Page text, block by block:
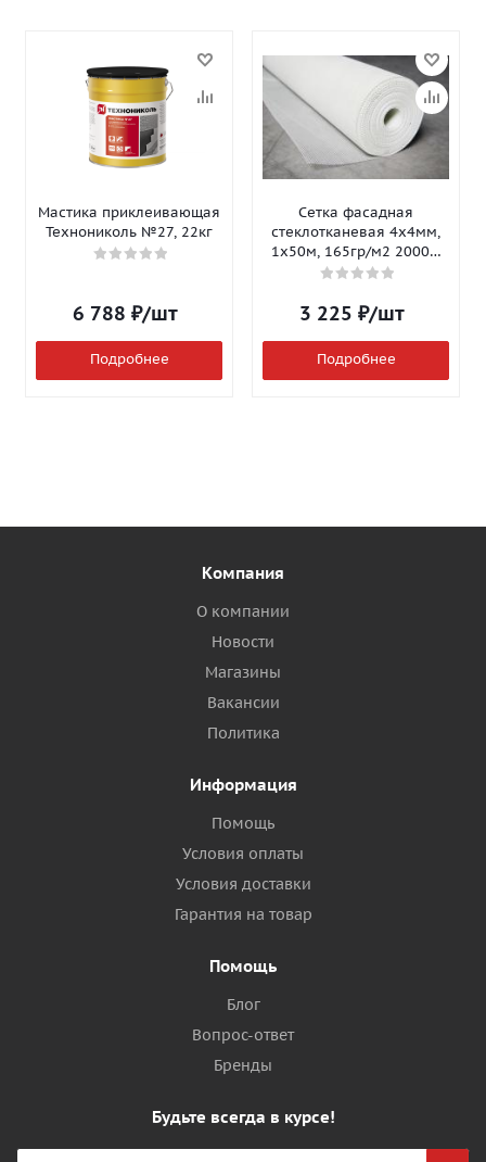
Мастика приклеивающая
Технониколь №27, 22кг
6 788 ₽/шт
Подробнее
Сетка фасадная
стеклотканевая 4х4мм,
1х50м, 165гр/м2 2000Н
Isomax-165
3 225 ₽/шт
Подробнее
Компания
О компании
Новости
Магазины
Вакансии
Политика
Информация
Помощь
Условия оплаты
Условия доставки
Гарантия на товар
Помощь
Блог
Вопрос-ответ
Бренды
Будьте всегда в курсе!